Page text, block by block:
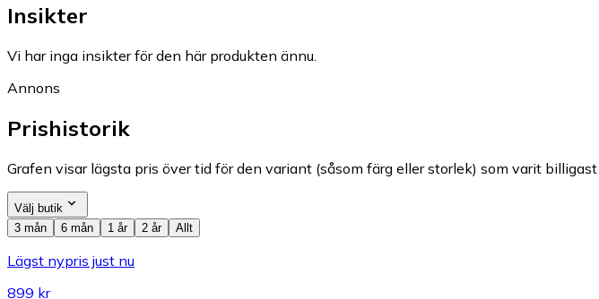
Insikter
Vi har inga insikter för den här produkten ännu.
Annons
Prishistorik
Grafen visar lägsta pris över tid för den variant (såsom färg eller storlek) som varit
Välj butik
3 mån
6 mån 1 år 2 år Allt
Lägst nypris just nu
899 kr